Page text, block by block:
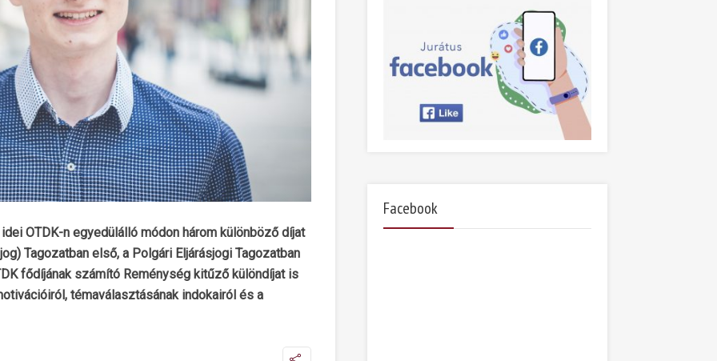
OTDK-n egyedülálló módon három különböző díjat
Tagozatban első, a Polgári Eljárásjogi Tagozatban
fődíjának számító Reménység kitűző különdíjat is
témaválasztásának indokairól és a
Facebook